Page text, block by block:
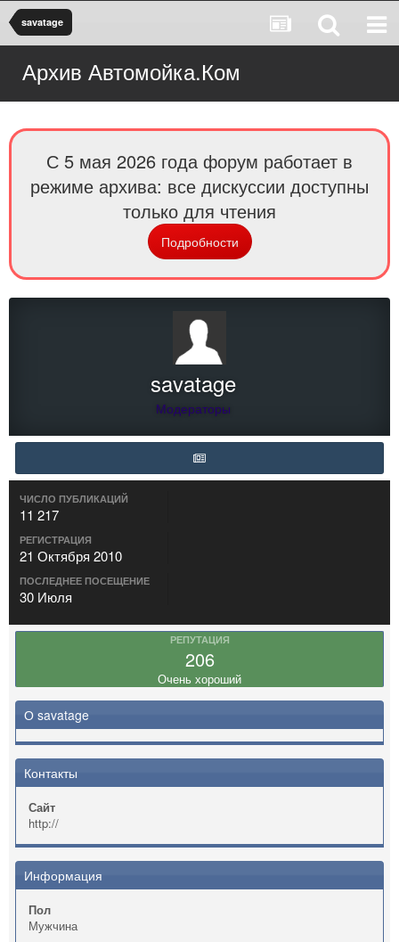
savatage
Архив Автомойка.Ком
С 5 мая 2026 года форум работает в
режиме архива: все дискуссии доступны
только для чтения
Подробности
savatage
Модераторы
ЧИСЛО ПУБЛИКАЦИЙ
11 217
РЕГИСТРАЦИЯ
21 Октября 2010
ПОСЛЕДНЕЕ ПОСЕЩЕНИЕ
30 Июля
РЕПУТАЦИЯ
206
Очень хороший
О savatage
Контакты
Сайт
http://
Информация
Пол
Мужчина